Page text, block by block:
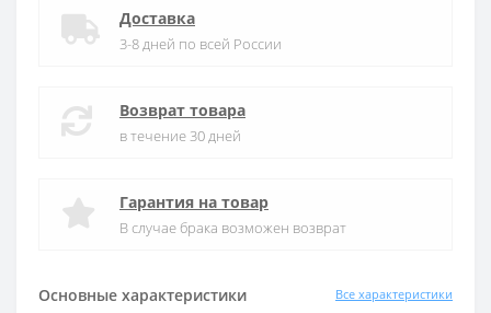
Основные характеристики Все характеристики
Доставка
3-8 дней по всей России
Возврат товара
в течение 30 дней
Гарантия на товар
В случае брака возможен возврат